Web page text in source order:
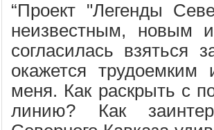
“Проект "Легенды
неизвестным, новым
согласилась взяться
окажется
меня. Как раскрыть с
линию? Как